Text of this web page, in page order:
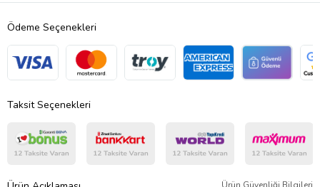
Ödeme Seçenekleri
Taksit Seçenekleri
Ürün Güvenliği Bilgileri